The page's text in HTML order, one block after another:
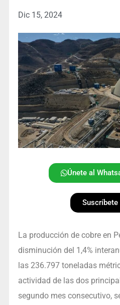
Dic 15, 2024
Únete al
La producción de cobre en
disminución del 1,4%
las 236.797 toneladas
actividad de las dos
segundo mes consecutivo,